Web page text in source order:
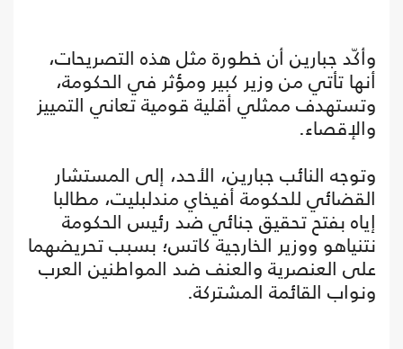
وأكّد جبارين أن خطورة مثل هذه التصريحات،
أنها تأتي من وزير كبير ومؤثر في الحكومة،
وتستهدف ممثلي أقلية قومية تعاني التمييز
والإقصاء.
وتوجه النائب جبارين، الأحد، إلى المستشار
القضائي للحكومة أفيخاي مندلبليت، مطالبا
إياه بفتح تحقيق جنائي ضد رئيس الحكومة
نتنياهو ووزير الخارجية كاتس؛ بسبب تحريضهما
على العنصرية والعنف ضد المواطنين العرب
ونواب القائمة المشتركة.